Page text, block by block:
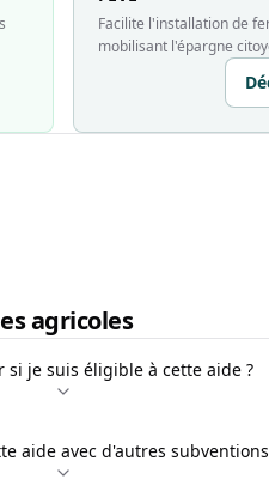
Facilite l'installation de
mobilisant l'épargne
agricoles
si je suis éligible à cette aide ?
aide avec d'autres